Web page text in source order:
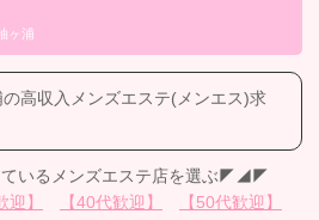
ヶ浦
高収入メンズエステ(メンエス)求
いるメンズエステ店を選ぶ◤◢◤
迎】 【40代歓迎】 【50代歓迎】